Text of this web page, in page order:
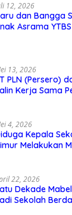
12, 2026
dan Bangga
Asrama
13, 2026
PLN (Persero)
Kerja Sama
4, 2026
Kepala
Melakukan
22, 2026
Dekade
Sekolah